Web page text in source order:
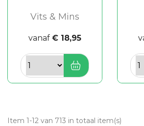
Vits & Mins
vanaf € 18,95
Item 1-12 van 713 in totaal item(s)